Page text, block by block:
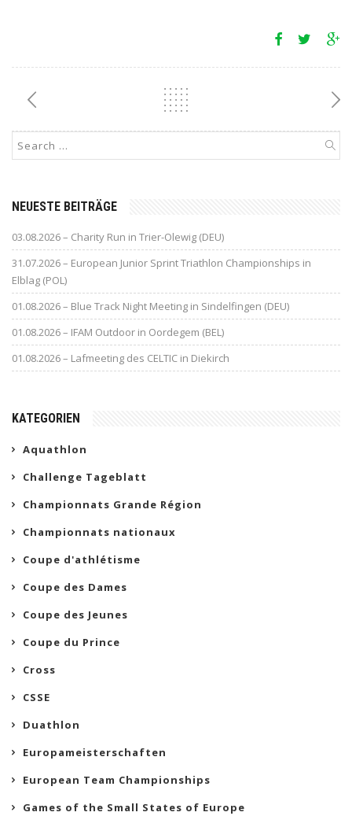
NEUESTE BEITRÄGE
03.08.2026 – Charity Run in Trier-Olewig (DEU)
31.07.2026 – European Junior Sprint Triathlon Championships in
Elblag (POL)
01.08.2026 – Blue Track Night Meeting in Sindelfingen (DEU)
01.08.2026 – IFAM Outdoor in Oordegem (BEL)
01.08.2026 – Lafmeeting des CELTIC in Diekirch
KATEGORIEN
Aquathlon
Challenge Tageblatt
Championnats Grande Région
Championnats nationaux
Coupe d'athlétisme
Coupe des Dames
Coupe des Jeunes
Coupe du Prince
Cross
CSSE
Duathlon
Europameisterschaften
European Team Championships
Games of the Small States of Europe